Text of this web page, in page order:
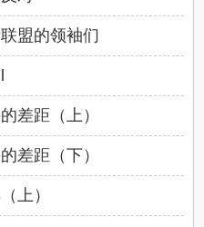
盟的领袖们
差距（上）
差距（下）
上）